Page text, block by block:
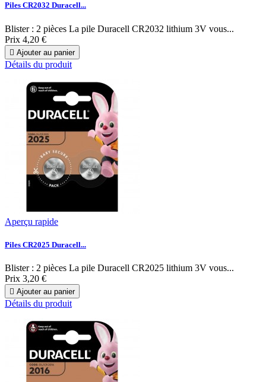
Piles CR2032 Duracell...
Blister : 2 pièces La pile Duracell CR2032 lithium 3V vous...
Prix 4,20 €
 Ajouter au panier
Détails du produit
Aperçu rapide
Piles CR2025 Duracell...
Blister : 2 pièces La pile Duracell CR2025 lithium 3V vous...
Prix 3,20 €
 Ajouter au panier
Détails du produit